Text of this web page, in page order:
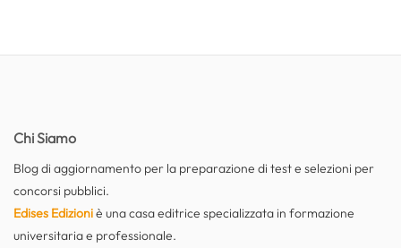
Chi Siamo
Blog di aggiornamento per la preparazione di test e selezioni per
concorsi pubblici.
Edises Edizioniè una casa editrice specializzata in formazione
universitaria e professionale.